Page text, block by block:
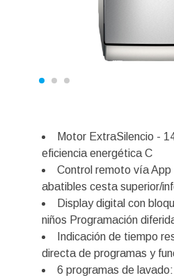
Motor ExtraSilencio -
eficiencia energética C
Control remoto vía App
abatibles cesta superior/
Display digital con
niños Programación
Indicación de tiempo
directa de programas y
6 programas de